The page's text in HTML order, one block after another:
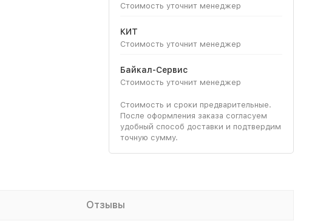
Стоимость уточнит менеджер
КИТ
Стоимость уточнит менеджер
Байкал-Сервис
Стоимость уточнит менеджер
Стоимость и сроки предварительные.
После оформления заказа согласуем
удобный способ доставки и подтвердим
точную сумму.
Отзывы